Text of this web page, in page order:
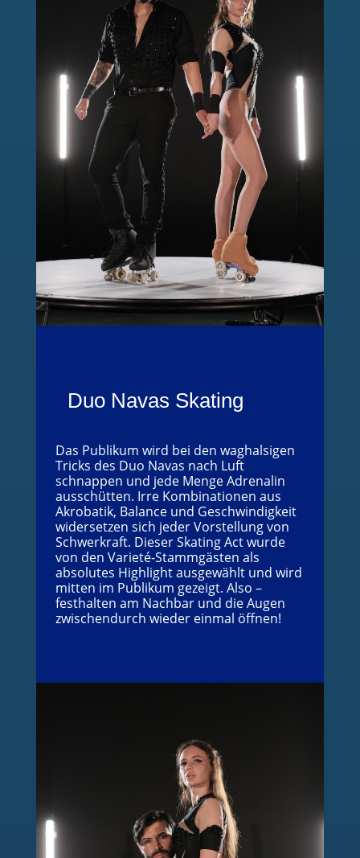
Duo Navas Skating
Das Publikum wird bei den waghalsigen
Tricks des Duo Navas nach Luft
schnappen und jede Menge Adrenalin
ausschütten. Irre Kombinationen aus
Akrobatik, Balance und Geschwindigkeit
widersetzen sich jeder Vorstellung von
Schwerkraft. Dieser Skating Act wurde
von den Varieté-Stammgästen als
absolutes Highlight ausgewählt und wird
mitten im Publikum gezeigt. Also –
festhalten am Nachbar und die Augen
zwischendurch wieder einmal öffnen!